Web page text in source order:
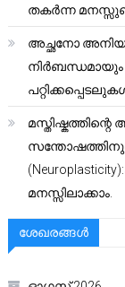
തകർന്ന
അച്ഛനോ
നിർബന്ധമായും
മനസ്സിലാക്കാം.
ശേഖരങ്ങൾ